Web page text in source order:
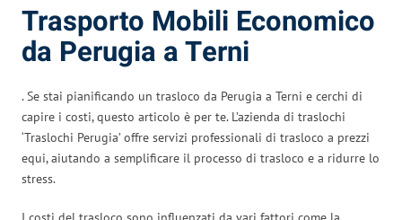
Trasporto Mobili Economico
da Perugia a Terni
. Se stai pianificando un trasloco da Perugia a Terni e cerchi di
capire i costi, questo articolo è per te. L’azienda di traslochi
‘Traslochi Perugia’ offre servizi professionali di trasloco a prezzi
equi, aiutando a semplificare il processo di trasloco e a ridurre lo
stress.